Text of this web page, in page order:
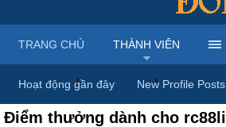
Trang chủ Thành viên rc88li
Điểm thưởng dành cho rc88li
TRANG CHỦ THÀNH VIÊN
Hoạt động gần đây New Profile Posts